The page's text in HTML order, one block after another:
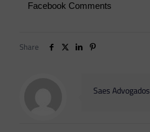
Facebook Comments
Share
Saes Advogados